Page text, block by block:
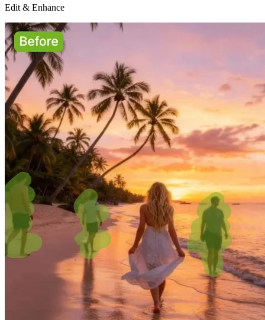
Edit & Enhance